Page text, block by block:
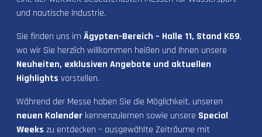
und nautische Industrie.
Sie finden uns im Ägypten-Bereich – Halle 11, Stand K69,
wo wir Sie herzlich willkommen heißen und Ihnen unsere
Neuheiten, exklusiven Angebote und aktuellen
Highlights vorstellen.
Während der Messe haben Sie die Möglichkeit, unseren
neuen Kalender kennenzulernen sowie unsere Special
Weeks zu entdecken – ausgewählte Zeiträume mit